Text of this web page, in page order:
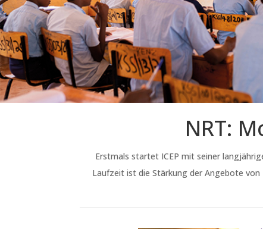
NRT:
Erstmals startet ICEP mit seiner
Laufzeit ist die Stärkung der Angebote von